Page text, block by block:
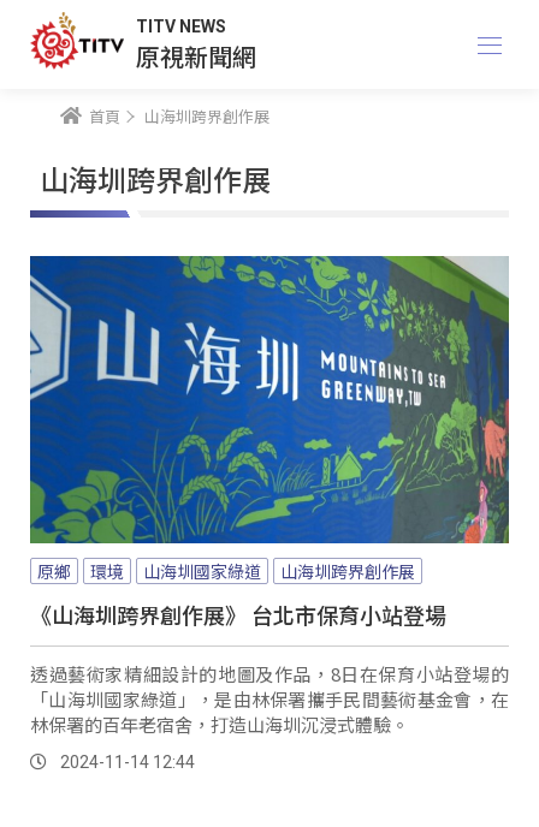
TITV NEWS
原視新聞網
首頁 山海圳跨界創作展
山海圳跨界創作展
原鄉 環境 山海圳國家綠道 山海圳跨界創作展
《山海圳跨界創作展》 台北市保育小站登場
透過藝術家精細設計的地圖及作品，8日在保育小站登場的
「山海圳國家綠道」，是由林保署攜手民間藝術基金會，在
林保署的百年老宿舍，打造山海圳沉浸式體驗。
2024-11-14 12:44